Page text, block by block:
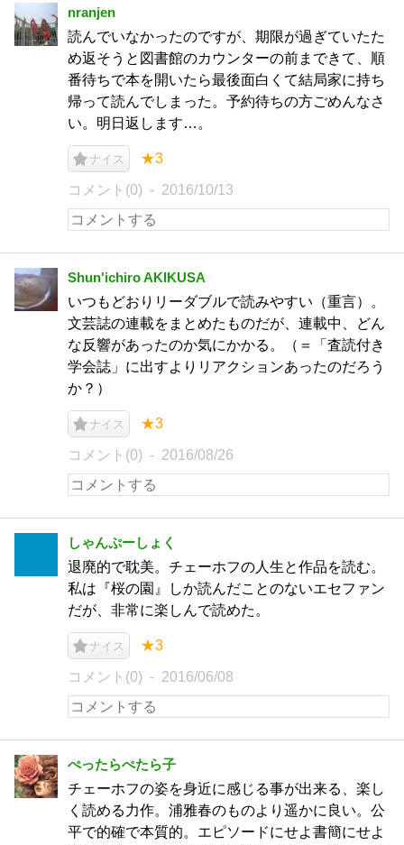
nranjen
読んでいなかったのですが、期限が過ぎていたた
め返そうと図書館のカウンターの前まできて、順
番待ちで本を開いたら最後面白くて結局家に持ち
帰って読んでしまった。予約待ちの方ごめんなさ
い。明日返します…。
ナイス ★3
コメント(0) 2016/10/13
Shun'ichiro AKIKUSA
いつもどおりリーダブルで読みやすい（重言）。
文芸誌の連載をまとめたものだが、連載中、どん
な反響があったのか気にかかる。（＝「査読付き
学会誌」に出すよりリアクションあったのだろう
か？）
ナイス ★3
コメント(0) 2016/08/26
しゃんぷーしょく
退廃的で耽美。チェーホフの人生と作品を読む。
私は『桜の園』しか読んだことのないエセファン
だが、非常に楽しんで読めた。
ナイス ★3
コメント(0) 2016/06/08
ぺったらぺたら子
チェーホフの姿を身近に感じる事が出来る、楽し
く読める力作。浦雅春のものより遥かに良い。公
平で的確で本質的。エピソードにせよ書簡にせよ